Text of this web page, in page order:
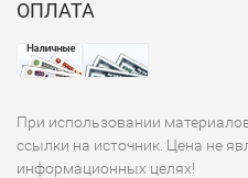
ОПЛАТА
При использовании
ссылки на источник. Цена не
информационных целях!